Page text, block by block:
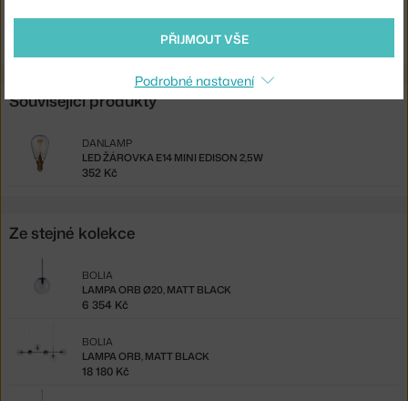
Shopping from the EU? Switch to
Orb Pendant Ø15, brass
Související produkty
LED ŽÁROVKA E14 MINI EDISON 2,5W
DANLAMP
352 Kč
Ze stejné kolekce
LAMPA ORB Ø20, MATT BLACK
BOLIA
6 354 Kč
LAMPA ORB, MATT BLACK
BOLIA
18 180 Kč
PŘIJMOUT VŠE
Podrobné nastavení